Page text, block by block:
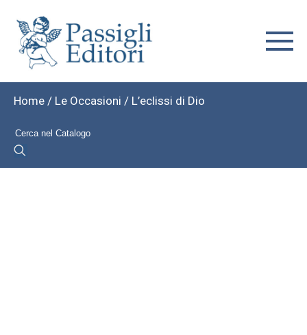
Home / Le Occasioni / L’eclissi di Dio